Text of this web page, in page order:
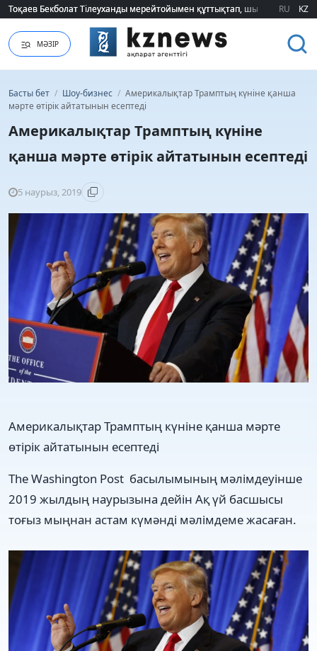
Тоқаев Бекболат Тілеуханды мерейтойымен құттықтап, шығармашылық
Тоқаев Бекболат Тілеуханды мерейтойымен құттықтап, шығармашылық
RU KZ
МӘЗІР
Басты бет / Шоу-бизнес / Америкалықтар Трамптың күніне қанша
мәрте өтірік айтатынын есептеді
Америкалықтар Трамптың күніне
қанша мәрте өтірік айтатынын есептеді
5 наурыз, 2019
Америкалықтар Трамптың күніне қанша мәрте
өтірік айтатынын есептеді
The Washington Post басылымының мәлімдеуінше
2019 жылдың наурызына дейін Ақ үй басшысы
тоғыз мыңнан астам күмәнді мәлімдеме жасаған.